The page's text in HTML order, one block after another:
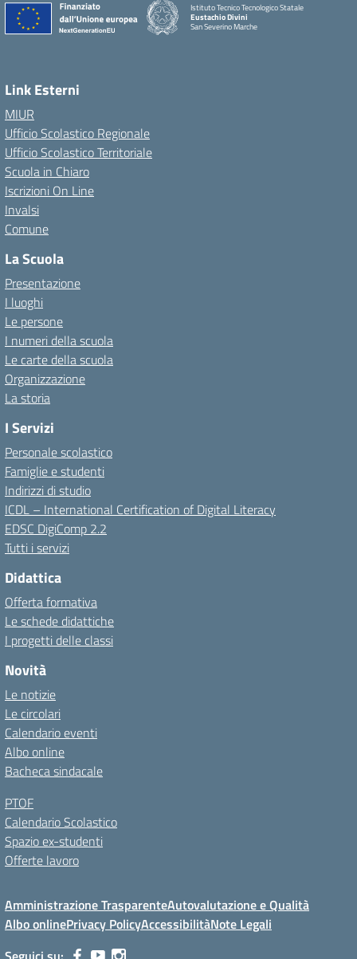
Istituto Tecnico Tecnologico Statale
Eustachio Divini
San Severino Marche
Link Esterni
MIUR
Ufficio Scolastico Regionale
Ufficio Scolastico Territoriale
Scuola in Chiaro
Iscrizioni On Line
Invalsi
Comune
La Scuola
Presentazione
I luoghi
Le persone
I numeri della scuola
Le carte della scuola
Organizzazione
La storia
I Servizi
Personale scolastico
Famiglie e studenti
Indirizzi di studio
ICDL – International Certification of Digital Literacy
EDSC DigiComp 2.2
Tutti i servizi
Didattica
Offerta formativa
Le schede didattiche
I progetti delle classi
Novità
Le notizie
Le circolari
Calendario eventi
Albo online
Bacheca sindacale
PTOF
Calendario Scolastico
Spazio ex-studenti
Offerte lavoro
Amministrazione TrasparenteAutovalutazione e Qualità
Albo onlinePrivacy PolicyAccessibilitàNote Legali